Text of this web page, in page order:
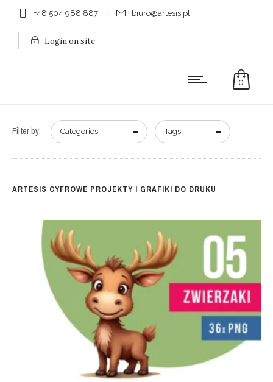
+48 504 988 887 biuro@artesis.pl
Login on site
0
Filter by: Categories Tags
ARTESIS CYFROWE PROJEKTY I GRAFIKI DO DRUKU